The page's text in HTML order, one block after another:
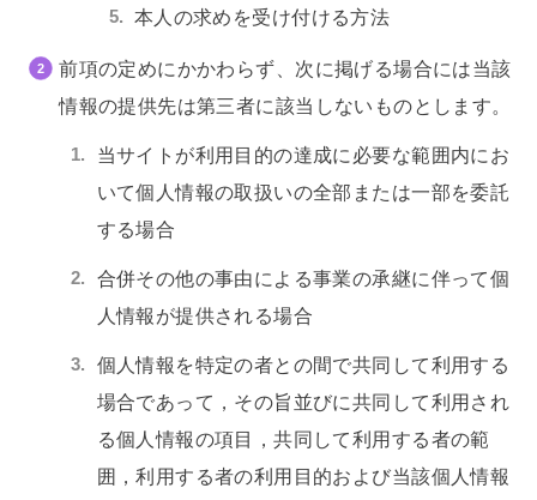
本人の求めを受け付ける方法
前項の定めにかかわらず、次に掲げる場合には当該
情報の提供先は第三者に該当しないものとします。
当サイトが利用目的の達成に必要な範囲内にお
いて個人情報の取扱いの全部または一部を委託
する場合
合併その他の事由による事業の承継に伴って個
人情報が提供される場合
個人情報を特定の者との間で共同して利用する
場合であって，その旨並びに共同して利用され
る個人情報の項目，共同して利用する者の範
囲，利用する者の利用目的および当該個人情報